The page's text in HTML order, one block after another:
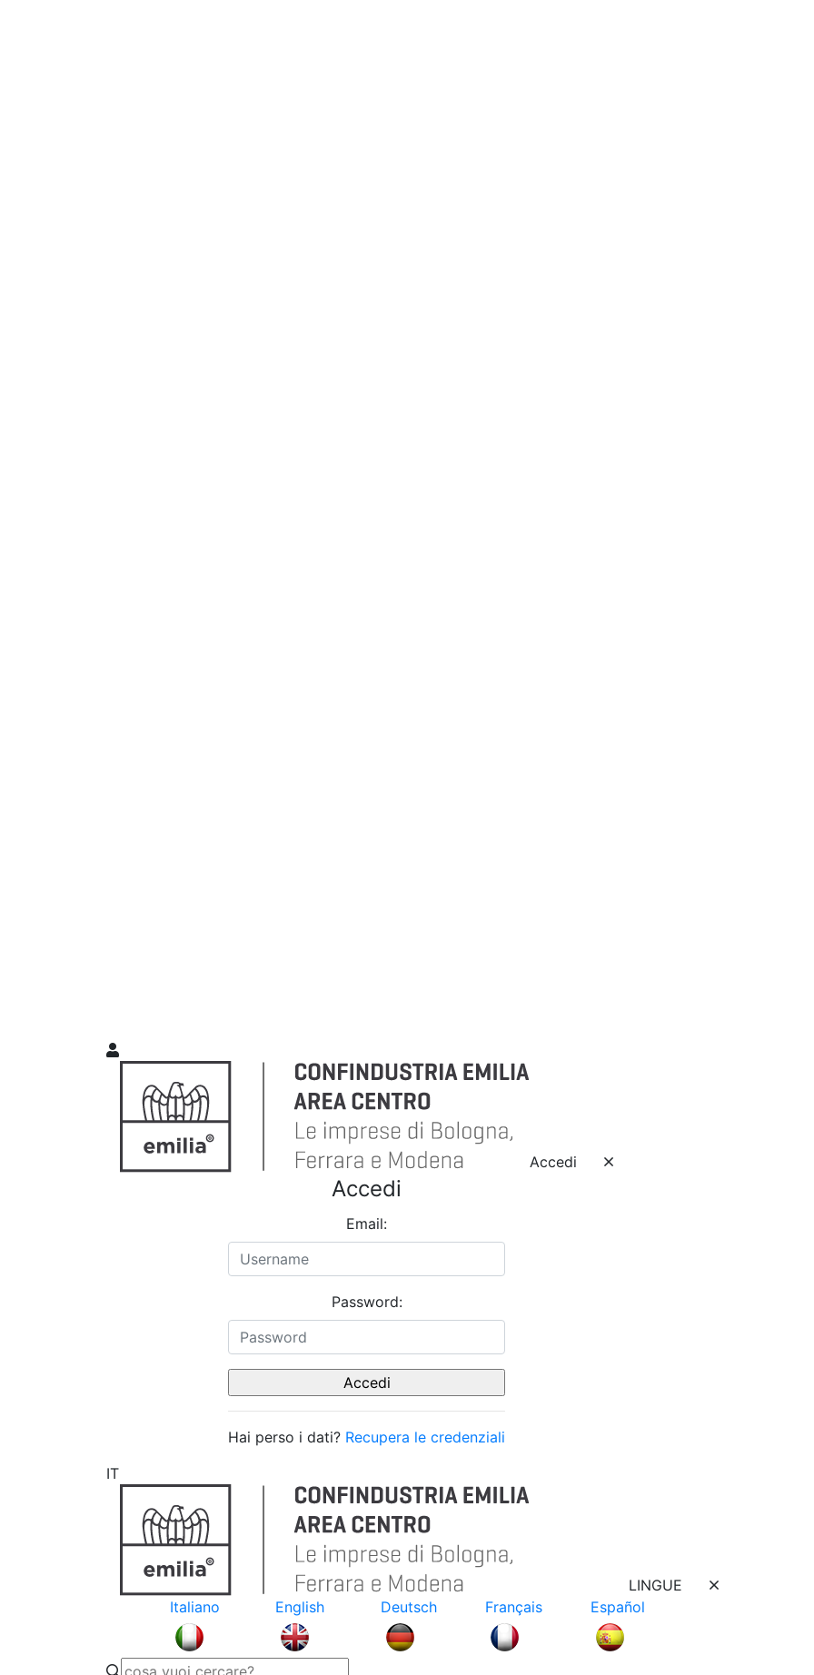
Accedi
Accedi
Email:
Password:
Hai perso i dati? Recupera le credenziali
IT
LINGUE
Italiano
English Deutsch Français Español